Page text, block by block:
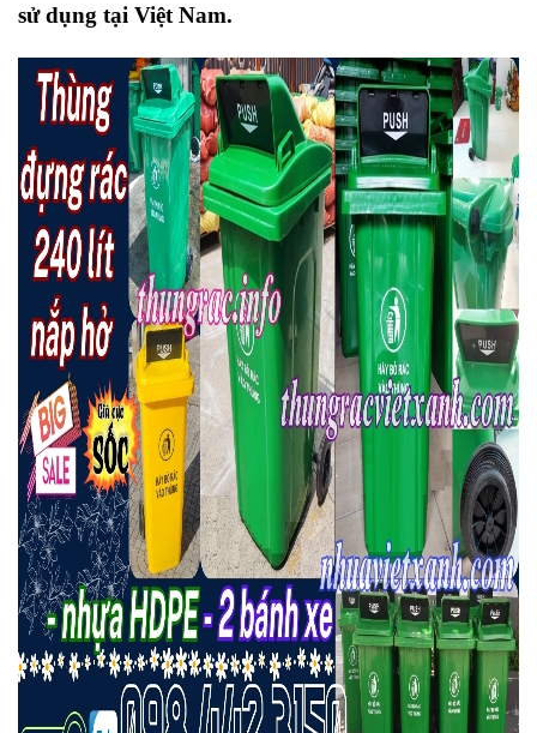
sử dụng tại Việt Nam.